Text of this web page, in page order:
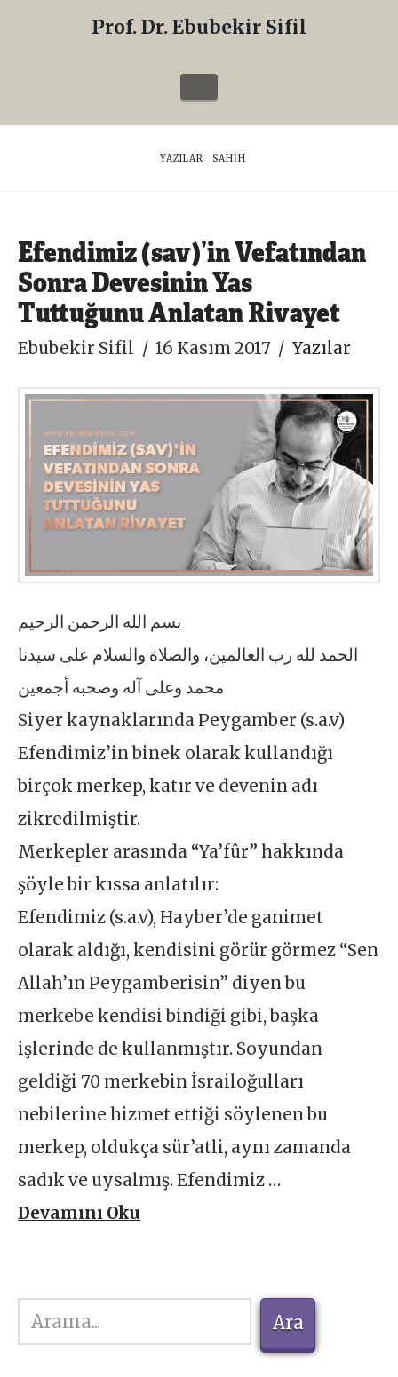
Sifil
Prof. Dr. Ebubekir Sifil
Navigation
HOME
YAZILAR SAHIH
Efendimiz (sav)’in Vefatından
Sonra Devesinin Yas
Tuttuğunu Anlatan Rivayet
Ebubekir Sifil 16 Kasım 2017 Yazılar
بسم الله الرحمن الرحيم
الحمد لله رب العالمين، والصلاة والسلام على سيدنا
محمد وعلى آله وصحبه أجمعين
Siyer kaynaklarında Peygamber (s.a.v)
Efendimiz’in binek olarak kullandığı
birçok merkep, katır ve devenin adı
zikredilmiştir.
Merkepler arasında “Ya’fûr” hakkında
şöyle bir kıssa anlatılır:
Efendimiz (s.a.v), Hayber’de ganimet
olarak aldığı, kendisini görür görmez “Sen
Allah’ın Peygamberisin” diyen bu
merkebe kendisi bindiği gibi, başka
işlerinde de kullanmıştır. Soyundan
geldiği 70 merkebin İsrailoğulları
nebilerine hizmet ettiği söylenen bu
merkep, oldukça sür’atli, aynı zamanda
sadık ve uysalmış. Efendimiz …
Devamını Oku
Ara
Ara